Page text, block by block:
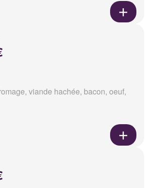
viande hachée, bacon, oeuf,